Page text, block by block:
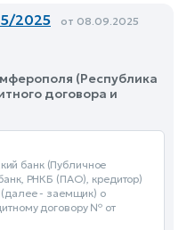
2025 от 08.09.2025
(Республика
договора и
банк (Публичное
РНКБ (ПАО), кредитор)
- заемщик) о
договору № от